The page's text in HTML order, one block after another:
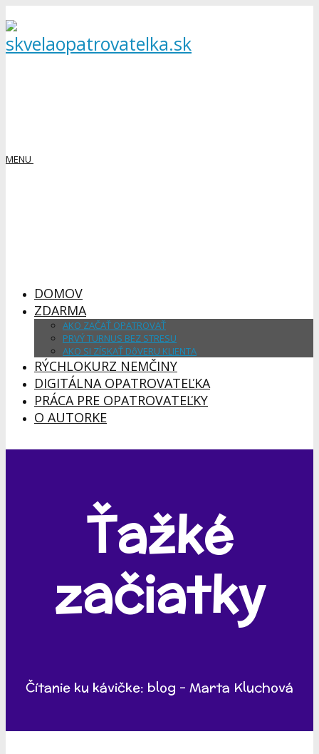
MENU
DOMOV
ZDARMA
AKO ZAČAŤ OPATROVAŤ
PRVÝ TURNUS BEZ STRESU
AKO SI ZÍSKAŤ DôVERU KLIENTA
RÝCHLOKURZ NEMČINY
DIGITÁLNA OPATROVATEĽKA
PRÁCA PRE OPATROVATEĽKY
O AUTORKE
Ťažké
začiatky
Čítanie ku kávičke: blog - Marta Kluchová